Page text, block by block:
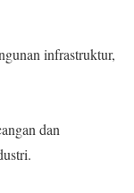
infrastruktur,
dan